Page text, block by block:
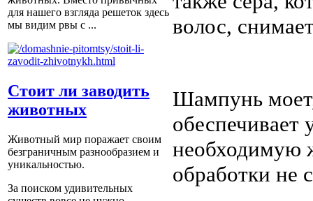
для нашего взгляда решеток здесь
мы видим рвы с ...
Стоит ли заводить
животных
Животный мир поражает своим
безграничным разнообразием и
уникальностью.
За поиском удивительных
волос,
Шампунь моет,
обеспечивает
необходимую
обработки не